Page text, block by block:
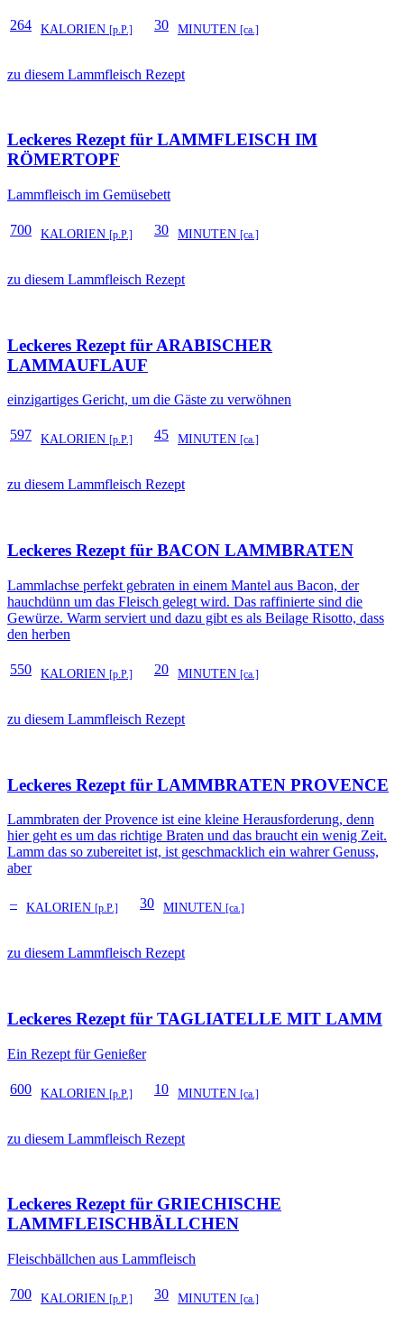
264 KALORIEN [p.P.] 30 MINUTEN [ca.]
zu diesem Lammfleisch Rezept
Leckeres Rezept für LAMMFLEISCH IM
RÖMERTOPF
Lammfleisch im Gemüsebett
700 KALORIEN [p.P.] 30 MINUTEN [ca.]
zu diesem Lammfleisch Rezept
Leckeres Rezept für ARABISCHER
LAMMAUFLAUF
einzigartiges Gericht, um die Gäste zu verwöhnen
597 KALORIEN [p.P.] 45 MINUTEN [ca.]
zu diesem Lammfleisch Rezept
Leckeres Rezept für BACON LAMMBRATEN
Lammlachse perfekt gebraten in einem Mantel aus Bacon, der
hauchdünn um das Fleisch gelegt wird. Das raffinierte sind die
Gewürze. Warm serviert und dazu gibt es als Beilage Risotto, dass
den herben
550 KALORIEN [p.P.] 20 MINUTEN [ca.]
zu diesem Lammfleisch Rezept
Leckeres Rezept für LAMMBRATEN PROVENCE
Lammbraten der Provence ist eine kleine Herausforderung, denn
hier geht es um das richtige Braten und das braucht ein wenig Zeit.
Lamm das so zubereitet ist, ist geschmacklich ein wahrer Genuss,
aber
– KALORIEN [p.P.] 30 MINUTEN [ca.]
zu diesem Lammfleisch Rezept
Leckeres Rezept für TAGLIATELLE MIT LAMM
Ein Rezept für Genießer
600 KALORIEN [p.P.] 10 MINUTEN [ca.]
zu diesem Lammfleisch Rezept
Leckeres Rezept für GRIECHISCHE
LAMMFLEISCHBÄLLCHEN
Fleischbällchen aus Lammfleisch
700 KALORIEN [p.P.] 30 MINUTEN [ca.]